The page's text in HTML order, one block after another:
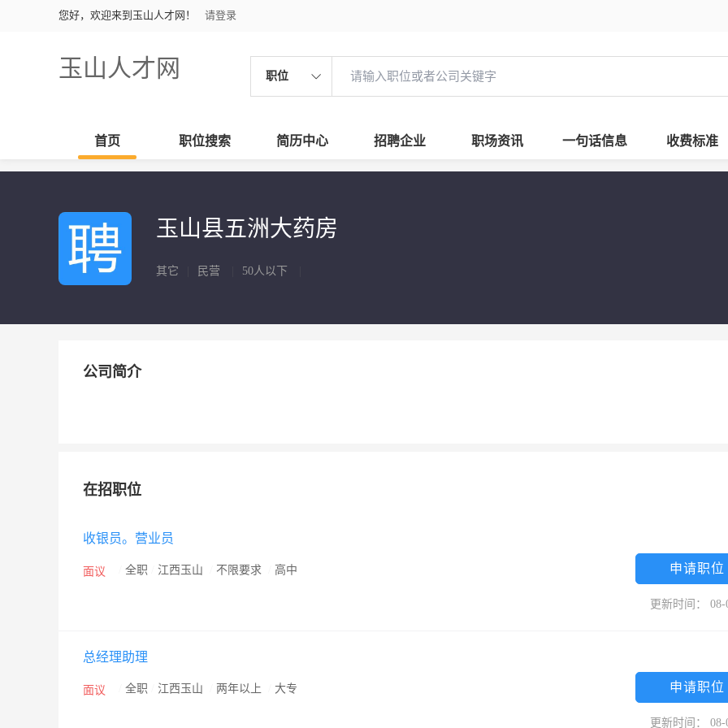
您好，欢迎来到玉山人才网！ 请登录
玉山人才网 职位
首页 职位搜索 简历中心 招聘企业 职场资讯 一句话信息 收费标准
玉山县五洲大药房
其它 民营 50人以下
公司简介
在招职位
收银员。营业员
面议 全职 江西玉山 不限要求 高中 申请职位
更新时间： 08-
总经理助理
面议 全职 江西玉山 两年以上 大专 申请职位
更新时间： 08-